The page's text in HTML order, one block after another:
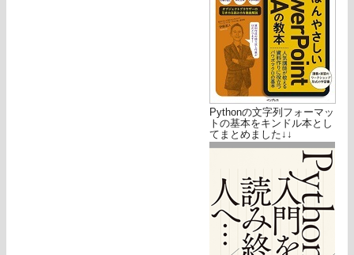
Pythonの文字列フォーマッ
トの基本をキンドル本とし
てまとめました↓↓